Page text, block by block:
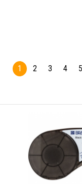
1
2 3 4 5